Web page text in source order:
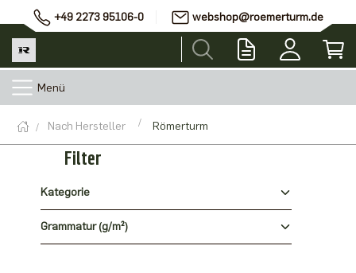
+49 2273 95106-0 webshop@roemerturm.de
Menü
Nach Hersteller Römerturm
Filter
Kategorie
Grammatur (g/m²)